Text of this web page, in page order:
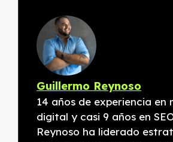
Guillermo Reynoso
14 años de experiencia en
digital y casi 9 años en
Reynoso ha liderado